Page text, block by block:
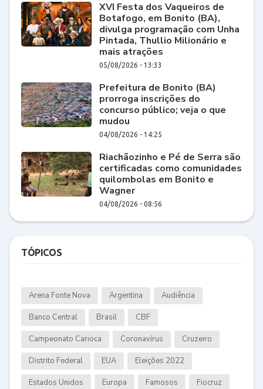
XVI Festa dos Vaqueiros de
Botafogo, em Bonito (BA),
divulga programação com Unha
Pintada, Thullio Milionário e
mais atrações
05/08/2026 - 13:33
Prefeitura de Bonito (BA)
prorroga inscrições do
concurso público; veja o que
mudou
04/08/2026 - 14:25
Riachãozinho e Pé de Serra são
certificadas como comunidades
quilombolas em Bonito e
Wagner
04/08/2026 - 08:56
TÓPICOS
Arena Fonte Nova Argentina Audiência
Banco Central Brasil CBF
Campeonato Carioca Coronavírus Cruzeiro
Distrito Federal EUA Eleições 2022
Estados Unidos Europa Famosos Fiocruz